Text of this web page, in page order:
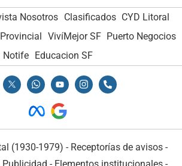
Nosotros Clasificados CYD Litoral
VivíMejor SF Puerto Negocios
Notife Educacion SF
(1930-1979) - Receptorías de avisos -